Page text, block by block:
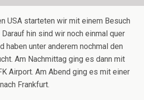
USA starteten wir mit einem Besuch
hin sind wir noch einmal quer
haben unter anderem nochmal den
Am Nachmittag ging es dann mit
Airport. Am Abend ging es mit einer
Frankfurt.